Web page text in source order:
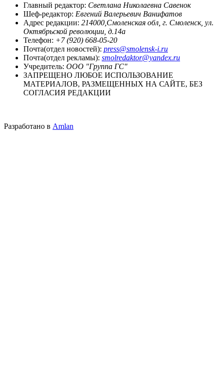
Главный редактор: Светлана Николаевна Савенок
Шеф-редактор: Евгений Валерьевич Ванифатов
Адрес редакции: 214000,Смоленская обл, г. Смоленск, ул.
Октябрьской революции, д.14а
Телефон: +7 (920) 668-05-20
Почта(отдел новостей): press@smolensk-i.ru
Почта(отдел рекламы): smolredaktor@yandex.ru
Учредитель: ООО "Группа ГС"
ЗАПРЕЩЕНО ЛЮБОЕ ИСПОЛЬЗОВАНИЕ
МАТЕРИАЛОВ, РАЗМЕЩЕННЫХ НА САЙТЕ, БЕЗ
СОГЛАСИЯ РЕДАКЦИИ
Разработано в Amlan